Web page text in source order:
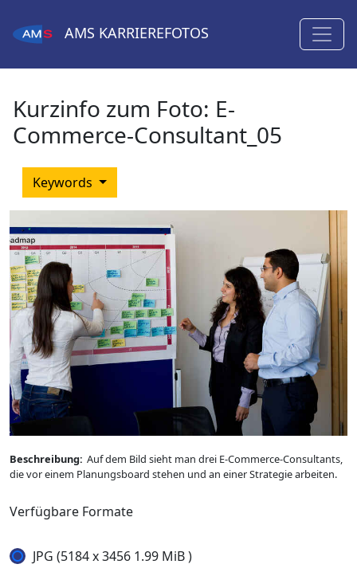
AMS KARRIEREFOTOS
Kurzinfo zum Foto: E-
Commerce-Consultant_05
Keywords
Beschreibung: Auf dem Bild sieht man drei E-Commerce-Consultants,
die vor einem Planungsboard stehen und an einer Strategie arbeiten.
Verfügbare Formate
JPG (5184 x 3456 1.99 MiB )